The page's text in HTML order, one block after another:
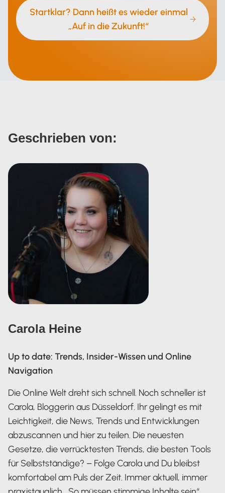
Startklar? Dann heißt es wieder einmal
„Auf in die Zukunft!“
Geschrieben von:
Carola Heine
Up to date: Trends, Insider-Wissen und Online
Navigation
Die Online Welt dreht sich schnell. Noch schneller ist
Carola, Bloggerin aus Düsseldorf. Ihr gelingt es mit
Leichtigkeit, die News, Trends und Entwicklungen
abzuscannen und hier zu teilen. Die neuesten
Gesetze, die verrücktesten Trends, die besten Tools
für Selbstständige? – Folge Carola und Du bleibst
komfortabel am Puls der Zeit. Immer aktuell, immer